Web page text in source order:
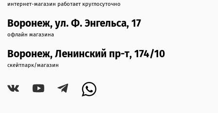
интернет-магазин работает круглосуточно
Воронеж, ул. Ф. Энгельса, 17
офлайн магазина
Воронеж, Ленинский пр-т, 174/10
скейтпарк/магазин